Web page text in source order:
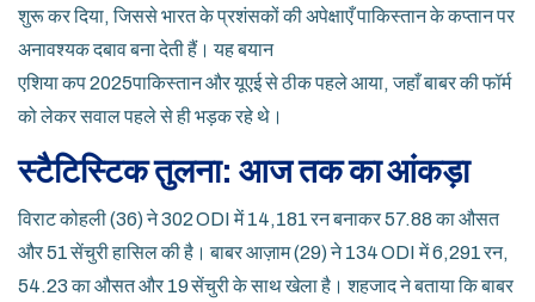
शुरू कर दिया, जिससे भारत के प्रशंसकों की अपेक्षाएँ पाकिस्तान के कप्तान पर
अनावश्यक दबाव बना देती हैं। यह बयान
एशिया कप 2025पाकिस्तान और यूएईसे ठीक पहले आया, जहाँ बाबर की फॉर्म
को लेकर सवाल पहले से ही भड़क रहे थे।
स्टैटिस्टिक तुलना: आज तक का आंकड़ा
विराट कोहली (36) ने 302 ODI में 14,181 रन बनाकर 57.88 का औसत
और 51 सेंचुरी हासिल की है। बाबर आज़ाम (29) ने 134 ODI में 6,291 रन,
54.23 का औसत और 19 सेंचुरी के साथ खेला है। शहजाद ने बताया कि बाबर